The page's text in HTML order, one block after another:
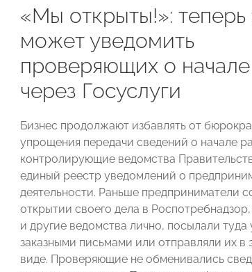
«Мы открыты!»: теперь
может уведомить
проверяющих о
через Госуслуги
Бизнес продолжают избавлять от
упрощения передачи сведений о начале
контролирующие ведомства
единый реестр уведомлений о
деятельности. Раньше предприниматели
открытии своего дела в
и другие ведомства лично, посылали туда
заказными письмами или отправляли их в
виде. Проверяющие не обменивались